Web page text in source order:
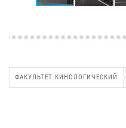
ФАКУЛЬТЕТ КИНОЛОГИЧЕСКИЙ